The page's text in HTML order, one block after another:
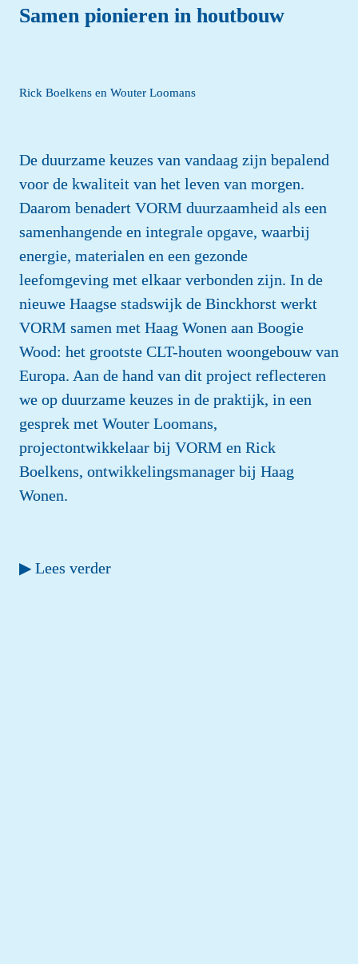
Samen pionieren in houtbouw
Rick Boelkens en Wouter Loomans
De duurzame keuzes van vandaag zijn bepalend
voor de kwaliteit van het leven van morgen.
Daarom benadert VORM duurzaamheid als een
samenhangende en integrale opgave, waarbij
energie, materialen en een gezonde
leefomgeving met elkaar verbonden zijn. In de
nieuwe Haagse stadswijk de Binckhorst werkt
VORM samen met Haag Wonen aan Boogie
Wood: het grootste CLT-houten woongebouw van
Europa. Aan de hand van dit project reflecteren
we op duurzame keuzes in de praktijk, in een
gesprek met Wouter Loomans,
projectontwikkelaar bij VORM en Rick
Boelkens, ontwikkelingsmanager bij Haag
Wonen.
▶ Lees verder